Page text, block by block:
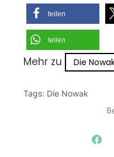
teilen
teilen
Mehr zu Die
Tags: Die Nowak